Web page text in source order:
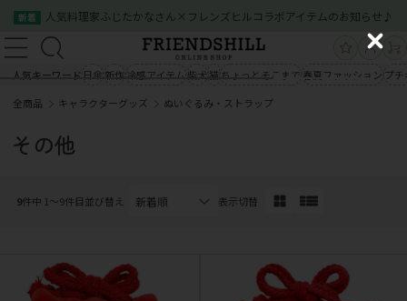
商品一覧
会社概要
新着 人気料理家ふじたかなさん×フレンズヒルコラボアイテムのお知らせ♪
人気キーワード 日傘 新作 冷感アイテム 柴犬猫 ちょっとそこまで 春夏ファッション プ
クイックオーダー
03-5534-0100
全商品 キャラクターグッズ ぬいぐるみ・ストラップ
その他
9件中 1〜9件目並び替え 表示切替
C
l